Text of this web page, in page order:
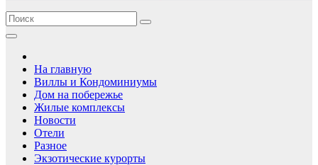
На главную
Виллы и Кондоминиумы
Дом на побережье
Жилые комплексы
Новости
Отели
Разное
Экзотические курорты